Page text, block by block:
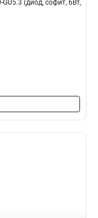
(диод, софит, 6Вт,